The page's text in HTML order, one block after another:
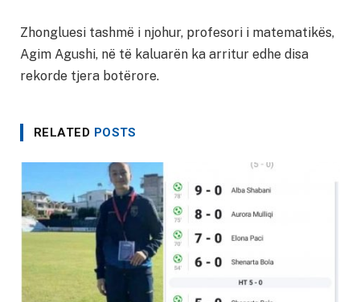
Zhongluesi tashmë i njohur, profesori i matematikës,
Agim Agushi, në të kaluarën ka arritur edhe disa
rekorde tjera botërore.
RELATED POSTS